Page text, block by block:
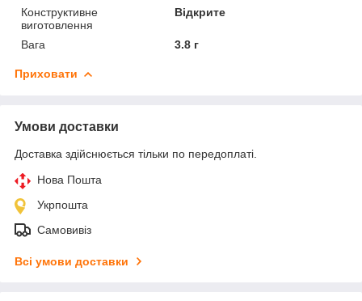
Конструктивне
виготовлення
Відкрите
Вага 3.8 г
Приховати
Умови доставки
Доставка здійснюється тільки по передоплаті.
Нова Пошта
Укрпошта
Самовивіз
Всі умови доставки